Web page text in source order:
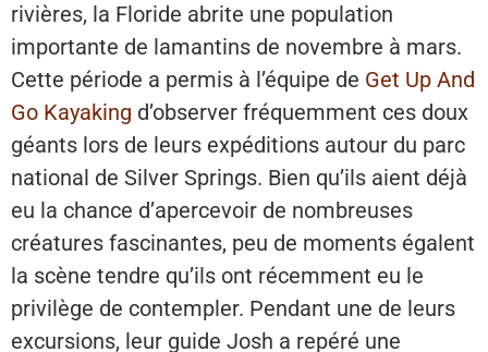
rivières, la Floride abrite une population
importante de lamantins de novembre à mars.
Cette période a permis à l’équipe de Get Up And
Go Kayaking d’observer fréquemment ces doux
géants lors de leurs expéditions autour du parc
national de Silver Springs. Bien qu’ils aient déjà
eu la chance d’apercevoir de nombreuses
créatures fascinantes, peu de moments égalent
la scène tendre qu’ils ont récemment eu le
privilège de contempler. Pendant une de leurs
excursions, leur guide Josh a repéré une